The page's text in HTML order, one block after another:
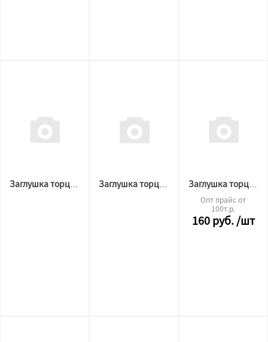
Заглушка торцевая для ПК14 3D БЕЛАЯ
Опт прайс от
100т.р.
160руб./шт